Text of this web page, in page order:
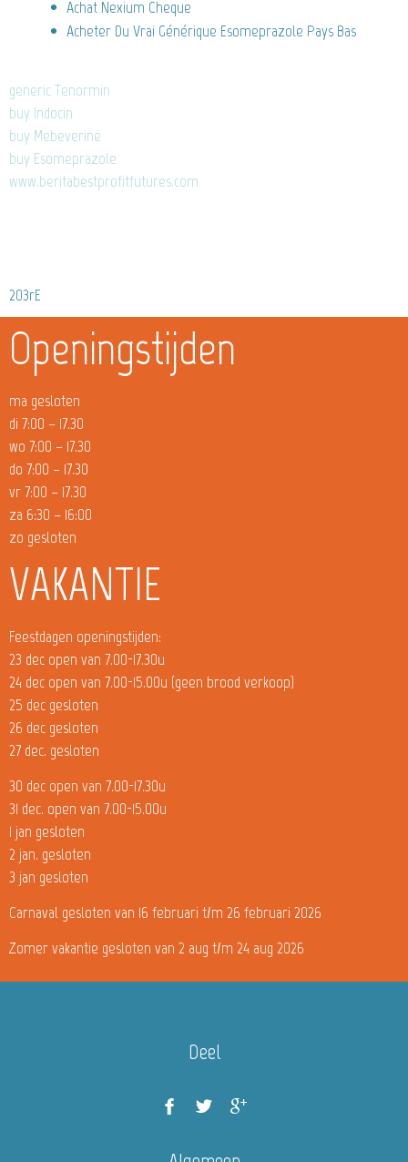
Achat Nexium Cheque
Acheter Du Vrai Générique Esomeprazole Pays Bas
generic Tenormin
buy Indocin
buy Mebeverine
buy Esomeprazole
www.beritabestprofitfutures.com
203rE
Openingstijden
ma gesloten
di 7:00 – 17.30
wo 7:00 – 17.30
do 7:00 – 17.30
vr 7:00 – 17.30
za 6:30 – 16:00
zo gesloten
VAKANTIE
Feestdagen openingstijden:
23 dec open van 7.00-17.30u
24 dec open van 7.00-15.00u (geen brood verkoop)
25 dec gesloten
26 dec gesloten
27 dec. gesloten
30 dec open van 7.00-17.30u
31 dec. open van 7.00-15.00u
1 jan gesloten
2 jan. gesloten
3 jan gesloten
Carnaval gesloten van 16 februari t/m 26 februari 2026
Zomer vakantie gesloten van 2 aug t/m 24 aug 2026
Deel